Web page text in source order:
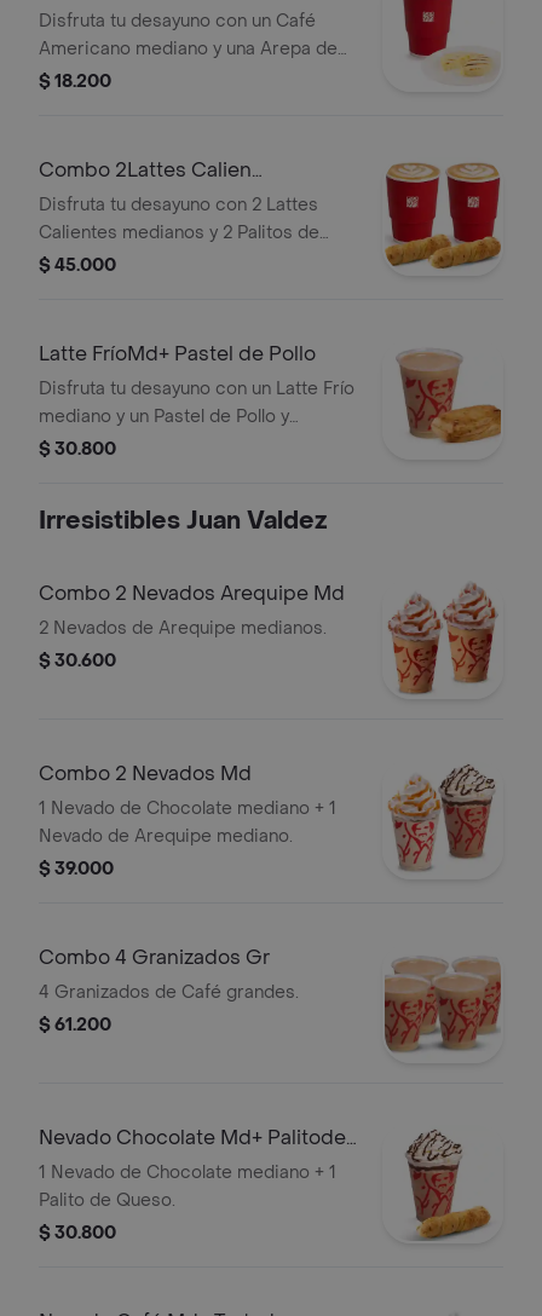
Disfruta tu desayuno con un Café
Americano mediano y una Arepa de
queso.
$ 18.200
Combo 2Lattes Calien
Md+2Palitosde Queso
Disfruta tu desayuno con 2 Lattes
Calientes medianos y 2 Palitos de
Queso.
$ 45.000
Latte FríoMd+ Pastel de Pollo
Disfruta tu desayuno con un Latte Frío
mediano y un Pastel de Pollo y
Champiñones.
$ 30.800
Irresistibles Juan Valdez
Combo 2 Nevados Arequipe Md
2 Nevados de Arequipe medianos.
$ 30.600
Combo 2 Nevados Md
1 Nevado de Chocolate mediano + 1
Nevado de Arequipe mediano.
$ 39.000
Combo 4 Granizados Gr
4 Granizados de Café grandes.
$ 61.200
Nevado Chocolate Md+ Palitode
Queso
1 Nevado de Chocolate mediano + 1
Palito de Queso.
$ 30.800